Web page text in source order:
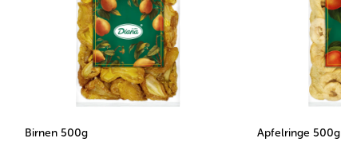
Birnen 500g Apfelringe 500g